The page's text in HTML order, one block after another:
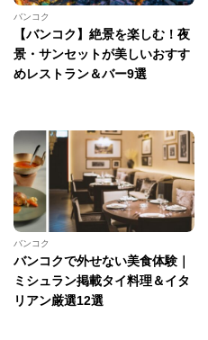
バンコク
【バンコク】絶景を楽しむ！夜
景・サンセットが美しいおすす
めレストラン＆バー9選
バンコク
バンコクで外せない美食体験｜
ミシュラン掲載タイ料理＆イタ
リアン厳選12選